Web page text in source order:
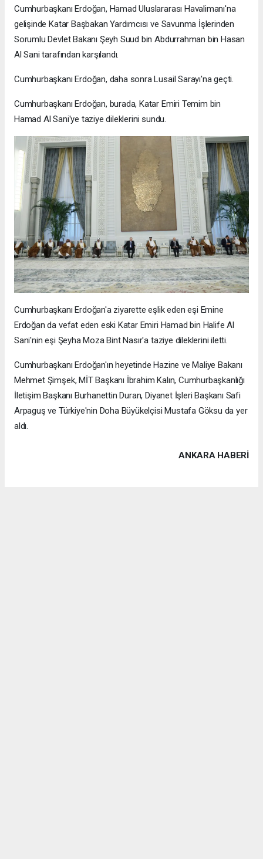
Cumhurbaşkanı Erdoğan, Hamad Uluslararası Havalimanı'na
gelişinde Katar Başbakan Yardımcısı ve Savunma İşlerinden
Sorumlu Devlet Bakanı Şeyh Suud bin Abdurrahman bin Hasan
Al Sani tarafından karşılandı.
Cumhurbaşkanı Erdoğan, daha sonra Lusail Sarayı'na geçti.
Cumhurbaşkanı Erdoğan, burada, Katar Emiri Temim bin
Hamad Al Sani'ye taziye dileklerini sundu.
Cumhurbaşkanı Erdoğan'a ziyarette eşlik eden eşi Emine
Erdoğan da vefat eden eski Katar Emiri Hamad bin Halife Al
Sani'nin eşi Şeyha Moza Bint Nasır'a taziye dileklerini iletti.
Cumhurbaşkanı Erdoğan'ın heyetinde Hazine ve Maliye Bakanı
Mehmet Şimşek, MİT Başkanı İbrahim Kalın, Cumhurbaşkanlığı
İletişim Başkanı Burhanettin Duran, Diyanet İşleri Başkanı Safi
Arpaguş ve Türkiye'nin Doha Büyükelçisi Mustafa Göksu da yer
aldı.
ANKARA HABERİ